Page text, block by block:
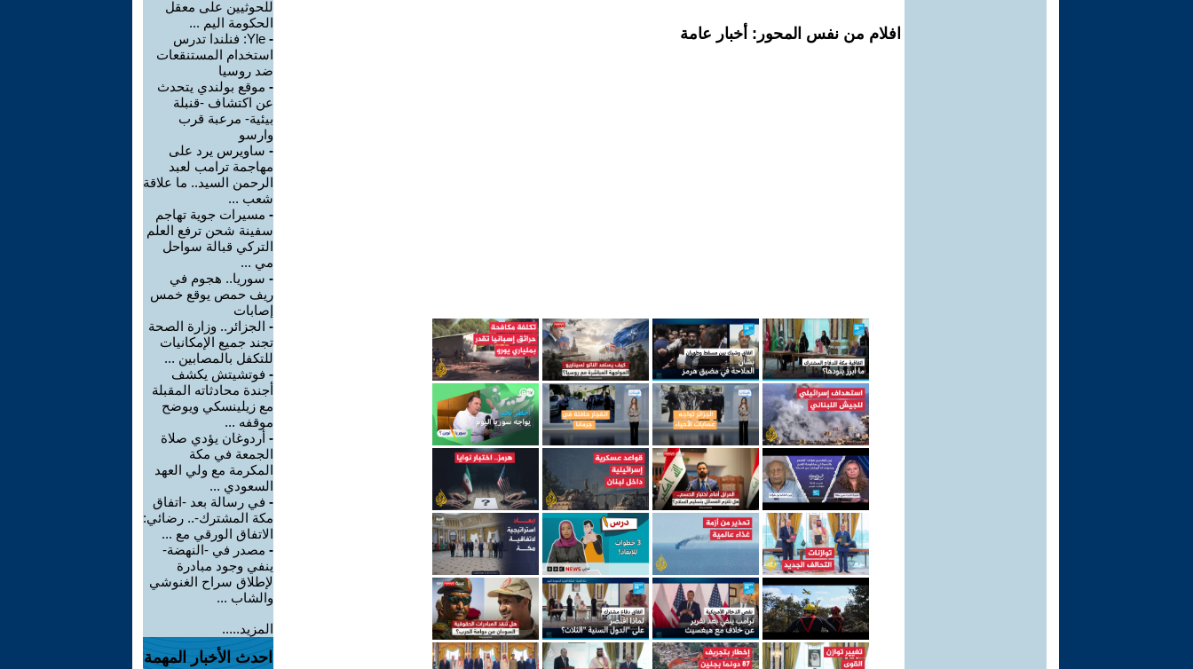
افلام من نفس المحور: أخبار عامة
للحوثيين على معقل
الحكومة اليم ...
-
Yle: فنلندا تدرس
استخدام المستنقعات
ضد روسيا
- موقع بولندي يتحدث
عن اكتشاف -قنبلة
بيئية- مرعبة قرب
وارسو
- ساويرس يرد على
مهاجمة ترامب لعبد
الرحمن السيد.. ما علاقة
شعب ...
- مسيرات جوية تهاجم
سفينة شحن ترفع العلم
التركي قبالة سواحل
مي ...
- سوريا.. هجوم في
ريف حمص يوقع خمس
إصابات
- الجزائر.. وزارة الصحة
تجند جميع الإمكانيات
للتكفل بالمصابين ...
- فوتشيتش يكشف
أجندة محادثاته المقبلة
مع زيلينسكي ويوضح
موقفه ...
- أردوغان يؤدي صلاة
الجمعة في مكة
المكرمة مع ولي العهد
السعودي ...
- في رسالة بعد -اتفاق
مكة المشترك-.. رضائي:
الاتفاق الورقي مع ...
- مصدر في -النهضة-
ينفي وجود مبادرة
لإطلاق سراح الغنوشي
والشاب ...
المزيد.....
احدث الأخبار المهمة